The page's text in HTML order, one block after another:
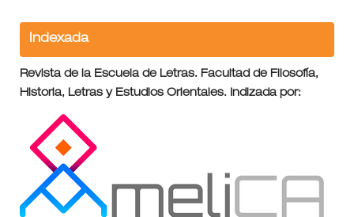
Indexada
Revista de la Escuela de Letras. Facultad de Filosofía,
Historia, Letras y Estudios Orientales. Indizada por: